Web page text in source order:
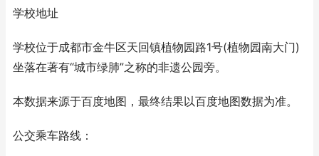
学校地址
学校位于成都市金牛区天回镇植物园路1号(植物园南大门)
坐落在著有“城市绿肺”之称的非遗公园旁。
本数据来源于百度地图，最终结果以百度地图数据为准。
公交乘车路线：